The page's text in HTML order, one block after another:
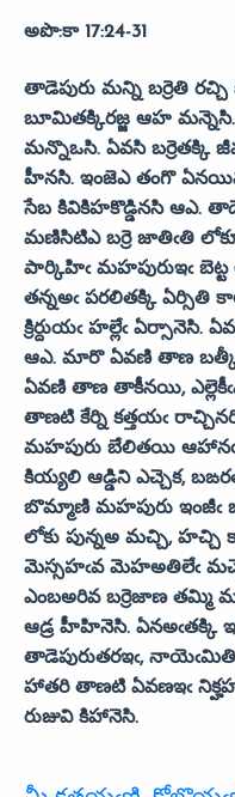
అపొ:కా 17:24-31
తాడెపురు మన్ని బర్రెతి
బూమితక్కిరజ్జ ఆహ మన్నెసి.
మన్నొఒసి. ఏవసి బర్రెతక్కి
హీనసి. ఇంజెఎ తంగొ
సేబ కివికిహకొడ్డినసి ఆఎ.
మణిసిటిఎ బర్రె జాతిఁతి
పార్కిహిఁ మహపురుఇఁ
తన్నఅఁ పరలితక్కి ఏర్సితి
క్రిర్దుయఁ హల్లేఁ
ఆఎ. మారొ ఏవణి తాణ
ఏవణి తాణ తాకీనయి,
తాణటి కేర్ని కత్తయఁ
మహపురు బేలితయి ఆహానయి,
కియ్యలి ఆడ్డిని ఎచ్చెక,
బొమ్మాణి మహపురు ఇంజీఁ
లోకు పున్నఅ మచ్చి,
మెస్సహఁవ మెహఅతిలేఁ
ఎంబఅరివ బర్రెజాణ తమ్మి
ఆడ్ర హీహినెసి. ఏనఅఁతక్కి
తాడెపురుతరఇఁ,
హాతరి తాణటి ఏవణఇఁ
రుజువి కిహానెసి.